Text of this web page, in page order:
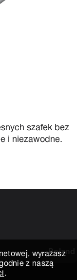
wyrażasz
z naszą
.
szafek bez
i niezawodne.
Poland